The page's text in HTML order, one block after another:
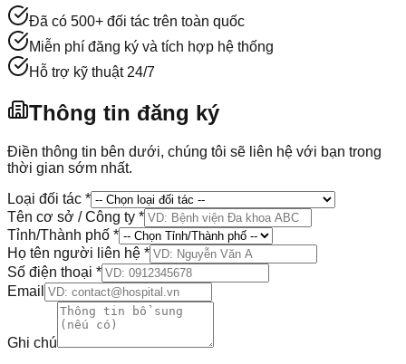
Đã có 500+ đối tác trên toàn quốc
Miễn phí đăng ký và tích hợp hệ thống
Hỗ trợ kỹ thuật 24/7
Thông tin đăng ký
Điền thông tin bên dưới, chúng tôi sẽ liên hệ với bạn trong
thời gian sớm nhất.
Loại đối tác *
Tên cơ sở / Công ty *
Tỉnh/Thành phố *
Họ tên người liên hệ *
Số điện thoại *
Email
Ghi chú